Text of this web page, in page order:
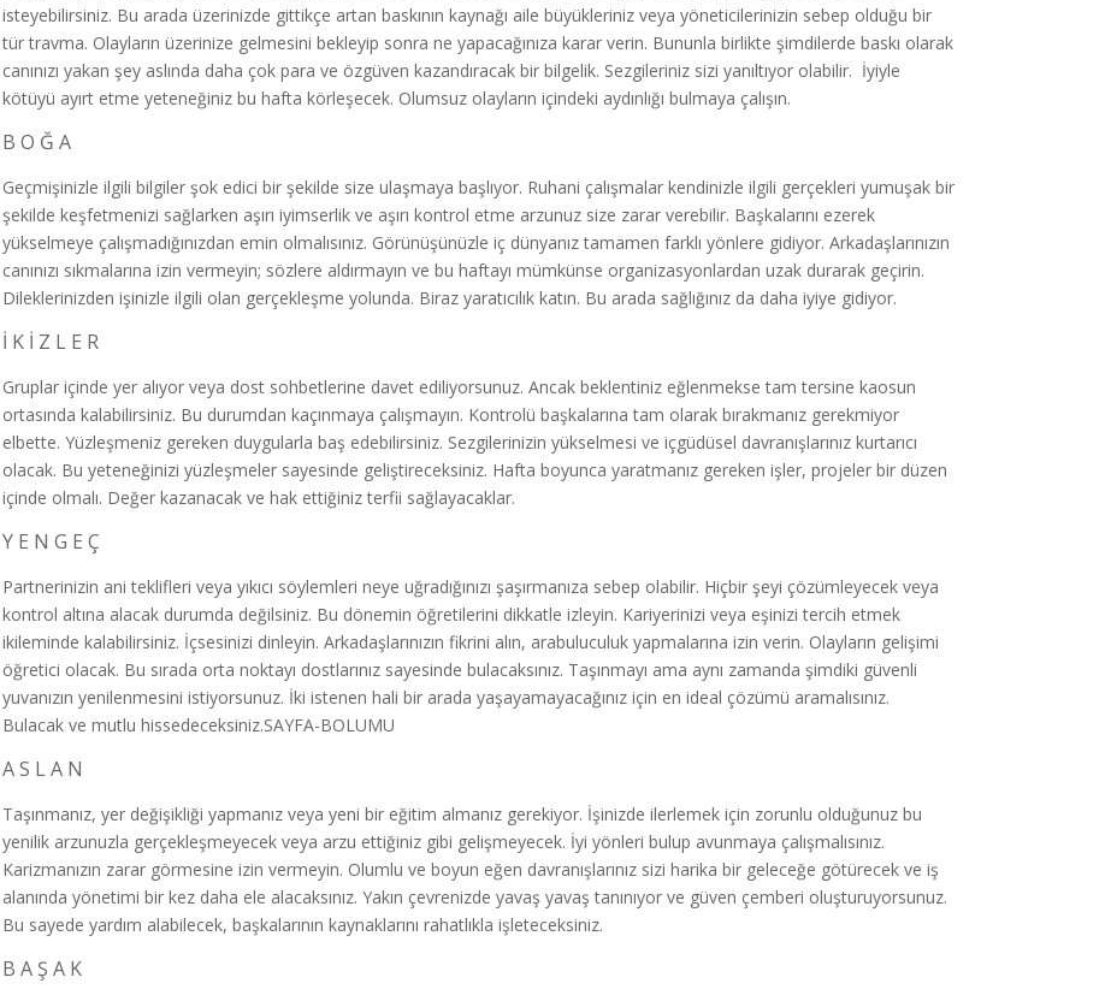
isteyebilirsiniz. Bu arada üzerinizde gittikçe artan baskının kaynağı aile büyükleriniz veya yöneticilerinizin sebep olduğu bir
tür travma. Olayların üzerinize gelmesini bekleyip sonra ne yapacağınıza karar verin. Bununla birlikte şimdilerde baskı olarak
canınızı yakan şey aslında daha çok para ve özgüven kazandıracak bir bilgelik. Sezgileriniz sizi yanıltıyor olabilir. İyiyle
kötüyü ayırt etme yeteneğiniz bu hafta körleşecek. Olumsuz olayların içindeki aydınlığı bulmaya çalışın.
B O Ğ A
Geçmişinizle ilgili bilgiler şok edici bir şekilde size ulaşmaya başlıyor. Ruhani çalışmalar kendinizle ilgili gerçekleri yumuşak bir
şekilde keşfetmenizi sağlarken aşırı iyimserlik ve aşırı kontrol etme arzunuz size zarar verebilir. Başkalarını ezerek
yükselmeye çalışmadığınızdan emin olmalısınız. Görünüşünüzle iç dünyanız tamamen farklı yönlere gidiyor. Arkadaşlarınızın
canınızı sıkmalarına izin vermeyin; sözlere aldırmayın ve bu haftayı mümkünse organizasyonlardan uzak durarak geçirin.
Dileklerinizden işinizle ilgili olan gerçekleşme yolunda. Biraz yaratıcılık katın. Bu arada sağlığınız da daha iyiye gidiyor.
İ K İ Z L E R
Gruplar içinde yer alıyor veya dost sohbetlerine davet ediliyorsunuz. Ancak beklentiniz eğlenmekse tam tersine kaosun
ortasında kalabilirsiniz. Bu durumdan kaçınmaya çalışmayın. Kontrolü başkalarına tam olarak bırakmanız gerekmiyor
elbette. Yüzleşmeniz gereken duygularla baş edebilirsiniz. Sezgilerinizin yükselmesi ve içgüdüsel davranışlarınız kurtarıcı
olacak. Bu yeteneğinizi yüzleşmeler sayesinde geliştireceksiniz. Hafta boyunca yaratmanız gereken işler, projeler bir düzen
içinde olmalı. Değer kazanacak ve hak ettiğiniz terfii sağlayacaklar.
Y E N G E Ç
Partnerinizin ani teklifleri veya yıkıcı söylemleri neye uğradığınızı şaşırmanıza sebep olabilir. Hiçbir şeyi çözümleyecek veya
kontrol altına alacak durumda değilsiniz. Bu dönemin öğretilerini dikkatle izleyin. Kariyerinizi veya eşinizi tercih etmek
ikileminde kalabilirsiniz. İçsesinizi dinleyin. Arkadaşlarınızın fikrini alın, arabuluculuk yapmalarına izin verin. Olayların gelişimi
öğretici olacak. Bu sırada orta noktayı dostlarınız sayesinde bulacaksınız. Taşınmayı ama aynı zamanda şimdiki güvenli
yuvanızın yenilenmesini istiyorsunuz. İki istenen hali bir arada yaşayamayacağınız için en ideal çözümü aramalısınız.
Bulacak ve mutlu hissedeceksiniz.SAYFA-BOLUMU
A S L A N
Taşınmanız, yer değişikliği yapmanız veya yeni bir eğitim almanız gerekiyor. İşinizde ilerlemek için zorunlu olduğunuz bu
yenilik arzunuzla gerçekleşmeyecek veya arzu ettiğiniz gibi gelişmeyecek. İyi yönleri bulup avunmaya çalışmalısınız.
Karizmanızın zarar görmesine izin vermeyin. Olumlu ve boyun eğen davranışlarınız sizi harika bir geleceğe götürecek ve iş
alanında yönetimi bir kez daha ele alacaksınız. Yakın çevrenizde yavaş yavaş tanınıyor ve güven çemberi oluşturuyorsunuz.
Bu sayede yardım alabilecek, başkalarının kaynaklarını rahatlıkla işleteceksiniz.
B A Ş A K